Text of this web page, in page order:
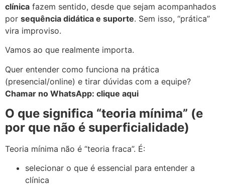
clínica fazem sentido, desde que sejam acompanhados
por sequência didática e suporte. Sem isso, “prática”
vira improviso.
Vamos ao que realmente importa.
Quer entender como funciona na prática
(presencial/online) e tirar dúvidas com a equipe?
Chamar no WhatsApp: clique aqui
O que significa “teoria mínima” (e
por que não é superficialidade)
Teoria mínima não é “teoria fraca”. É:
selecionar o que é essencial para entender a
clínica